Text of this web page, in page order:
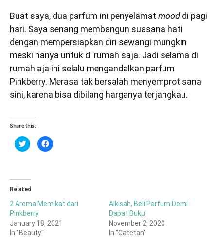
Buat saya, dua parfum ini penyelamat mood di pagi
hari. Saya senang membangun suasana hati
dengan mempersiapkan diri sewangi mungkin
meski hanya untuk di rumah saja. Jadi selama di
rumah aja ini selalu mengandalkan parfum
Pinkberry. Merasa tak bersalah menyemprot sana
sini, karena bisa dibilang harganya terjangkau.
Share this:
Click
to
share
window)
Click
to
Related
2 Aroma Memikat dari
Pinkberry
January 18, 2021
In "Beauty"
Alkisah, Beli Parfum Demi
Dapat Buku
November 2, 2020
In "Catetan"